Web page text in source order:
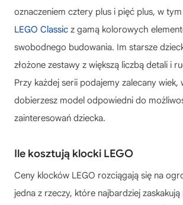
oznaczeniem cztery plus i pięć plus, w
LEGO Classic z gamą kolorowych
swobodnego budowania. Im starsze
złożone zestawy z większą liczbą detali i
Przy każdej serii podajemy zalecany wiek,
dobierzesz model odpowiedni do
zainteresowań dziecka.
Ile kosztują klocki LEGO
Ceny klocków LEGO rozciągają się na
jedna z rzeczy, które najbardziej